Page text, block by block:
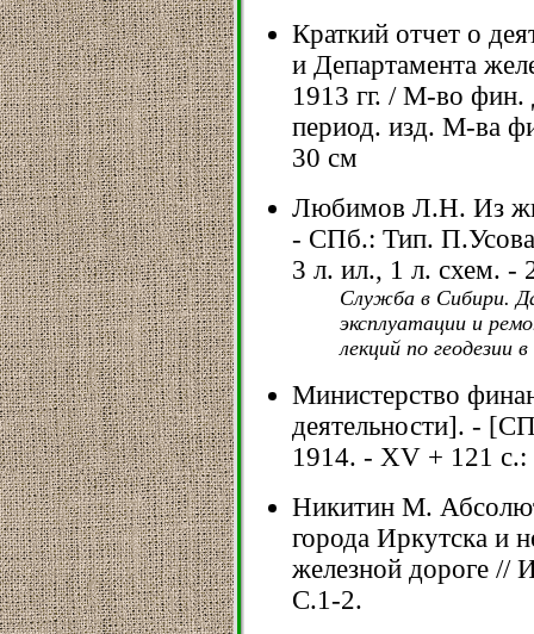
Краткий отчет о
и Департамента
1913 гг. / М-во
период. изд. М-ва
30 см
Любимов Л.Н. Из
- СПб.: Тип.
3 л. ил., 1 л. схем. -
Служба в Сибири.
эксплуатации и
лекций по геодезии
Министерство
деятельности]. -
1914. - XV + 121
Никитин М.
города Иркутска и
железной дороге
С.1-2.